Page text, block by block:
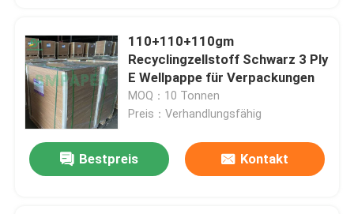
C2S-Glanzpapier
Sackkraftpapier
Kraftliner-Brett
110+110+110gm
Recyclingzellstoff Schwarz 3 Ply
E Wellpappe für Verpackungen
MOQ：10 Tonnen
Preis：Verhandlungsfähig
Bestpreis Kontakt